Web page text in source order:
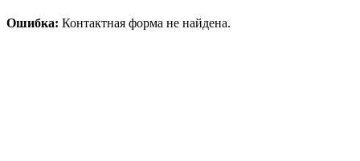
Ошибка: Контактная форма не найдена.